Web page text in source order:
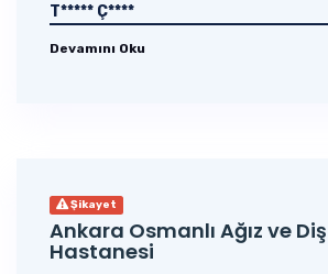
T***** Ç****
Devamını Oku
Şikayet
Ankara Osmanlı Ağız ve Diş
Hastanesi